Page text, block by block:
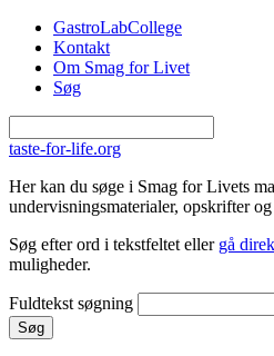
Gå til hovedindhold
GastroLabCollege
Kontakt
Om Smag for Livet
Søg
taste-for-life.org
Her kan du søge i Smag for Livets
undervisningsmaterialer, opskrifter og
Søg efter ord i tekstfeltet eller gå
muligheder.
Fuldtekst søgning